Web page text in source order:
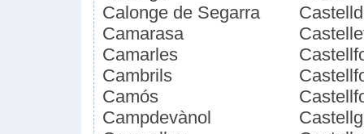
Calonge de Segarra
Camarasa
Camarles
Cambrils
Camós
Campdevànol